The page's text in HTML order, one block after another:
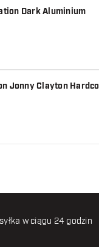
Dark Aluminium
Jonny Clayton
w ciągu 24 godzin